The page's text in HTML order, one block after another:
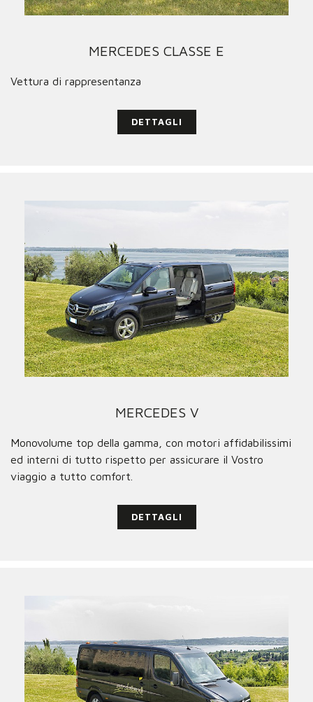
MERCEDES CLASSE E
Vettura di rappresentanza
DETTAGLI
MERCEDES V
Monovolume top della gamma, con motori affidabilissimi
ed interni di tutto rispetto per assicurare il Vostro
viaggio a tutto comfort.
DETTAGLI